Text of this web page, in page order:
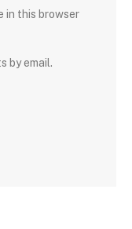
in this browser
by email.